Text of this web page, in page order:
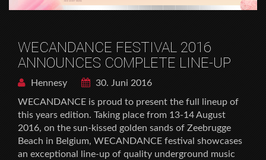
WECANDANCE FESTIVAL 2016
ANNOUNCES COMPLETE LINE-UP
Hennesy
30. Juni 2016
WECANDANCE is proud to present the full lineup of
this years edition. Taking place from 13-14 August
2016, on the sun-kissed golden sands of Zeebrugge
Beach in Belgium, WECANDANCE festival showcases
an exceptional line-up of quality underground music